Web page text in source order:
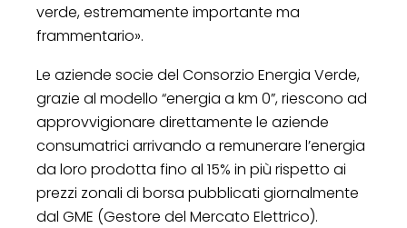
verde, estremamente importante ma
frammentario».
Le aziende socie del Consorzio Energia Verde,
grazie al modello “energia a km 0”, riescono ad
approvvigionare direttamente le aziende
consumatrici arrivando a remunerare l’energia
da loro prodotta fino al 15% in più rispetto ai
prezzi zonali di borsa pubblicati giornalmente
dal GME (Gestore del Mercato Elettrico).